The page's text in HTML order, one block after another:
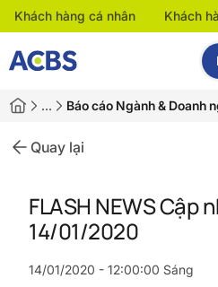
Khách hàng cá nhân Khách
… Báo cáo Ngành & Doanh
Quay lại
FLASH NEWS Cập
14/01/2020
14/01/2020 - 12:00:00 Sáng